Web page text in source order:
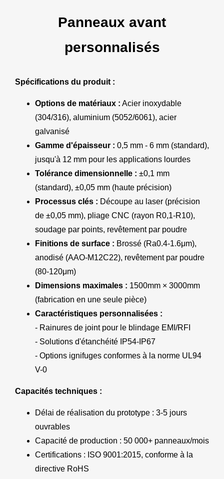
Panneaux avant
personnalisés
Spécifications du produit :
Options de matériaux : Acier inoxydable
(304/316), aluminium (5052/6061), acier
galvanisé
Gamme d'épaisseur : 0,5 mm - 6 mm (standard),
jusqu'à 12 mm pour les applications lourdes
Tolérance dimensionnelle : ±0,1 mm
(standard), ±0,05 mm (haute précision)
Processus clés : Découpe au laser (précision
de ±0,05 mm), pliage CNC (rayon R0,1-R10),
soudage par points, revêtement par poudre
Finitions de surface : Brossé (Ra0.4-1.6μm),
anodisé (AAO-M12C22), revêtement par poudre
(80-120μm)
Dimensions maximales : 1500mm × 3000mm
(fabrication en une seule pièce)
Caractéristiques personnalisées :
- Rainures de joint pour le blindage EMI/RFI
- Solutions d'étanchéité IP54-IP67
- Options ignifuges conformes à la norme UL94
V-0
Capacités techniques :
Délai de réalisation du prototype : 3-5 jours
ouvrables
Capacité de production : 50 000+ panneaux/mois
Certifications : ISO 9001:2015, conforme à la
directive RoHS